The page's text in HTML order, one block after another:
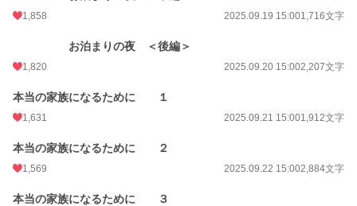
1,858 2025.09.19 15:001,716文字
お泊まりの夜 ＜後編＞
1,820 2025.09.20 15:002,207文字
本当の家族になるために １
1,631 2025.09.21 15:001,912文字
本当の家族になるために ２
1,569 2025.09.22 15:002,884文字
本当の家族になるために ３